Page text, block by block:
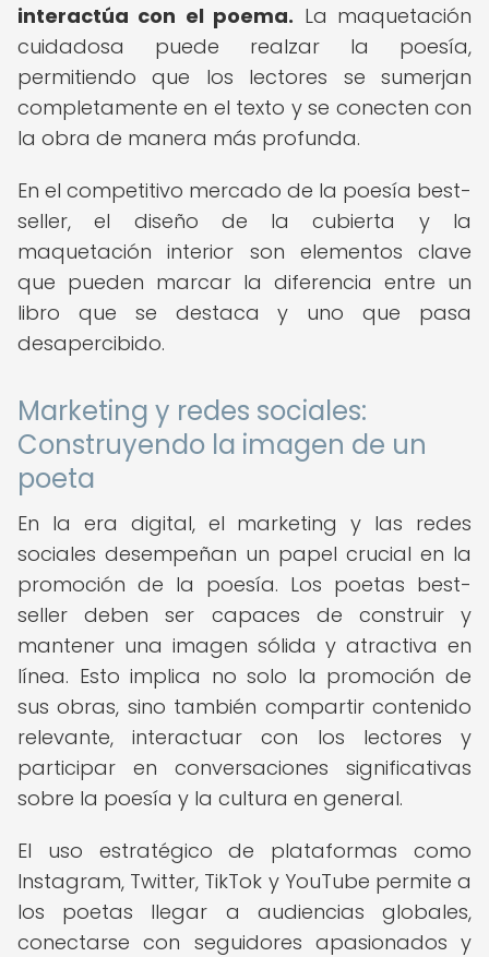
interactúa con el poema. La maquetación
cuidadosa puede realzar la poesía,
permitiendo que los lectores se sumerjan
completamente en el texto y se conecten con
la obra de manera más profunda.
En el competitivo mercado de la poesía best-
seller, el diseño de la cubierta y la
maquetación interior son elementos clave
que pueden marcar la diferencia entre un
libro que se destaca y uno que pasa
desapercibido.
Marketing y redes sociales:
Construyendo la imagen de un
poeta
En la era digital, el marketing y las redes
sociales desempeñan un papel crucial en la
promoción de la poesía. Los poetas best-
seller deben ser capaces de construir y
mantener una imagen sólida y atractiva en
línea. Esto implica no solo la promoción de
sus obras, sino también compartir contenido
relevante, interactuar con los lectores y
participar en conversaciones significativas
sobre la poesía y la cultura en general.
El uso estratégico de plataformas como
Instagram, Twitter, TikTok y YouTube permite a
los poetas llegar a audiencias globales,
conectarse con seguidores apasionados y